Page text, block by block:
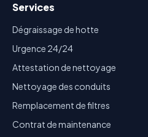
Services
Dégraissage de hotte
Urgence 24/24
Attestation de nettoyage
Nettoyage des conduits
Remplacement de filtres
Contrat de maintenance